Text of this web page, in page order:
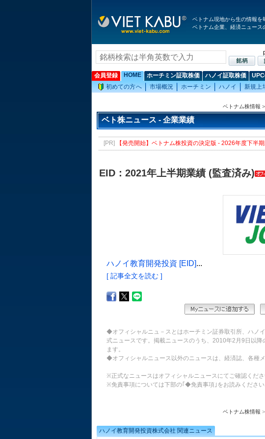
ベトナム現地から生の情報を
ベトナム企業、経済ニュース
会員登録
HOME ホーチミン証取株価 ハノイ証取株価
初めての方へ
市場概況 ホーチミン ハノイ 新規上
ベトナム株情報 >
ベト株ニュース - 企業業績
[PR] 【発売開始】ベトナム株投資の決定版 - 2026年度下半
EID：2021年上半期業績 (監査済み)
ハノイ教育開発投資 [EID]...
[ 記事全文を読む ]
◆オフィシャルニュ－スとはホーチミン証券取引所、ハノ
式ニュースです。掲載ニュースのうち、2010年2月9日以降
ます。
◆オフィシャルニュース以外のニュースは、経済誌、各種
※正式なニュースはオフィシャルニュースにてご確認くださ
※免責事項については下部の｢◆免責事項｣をお読みください
ベトナム株情報 >
ハノイ教育開発投資株式会社 関連ニュース